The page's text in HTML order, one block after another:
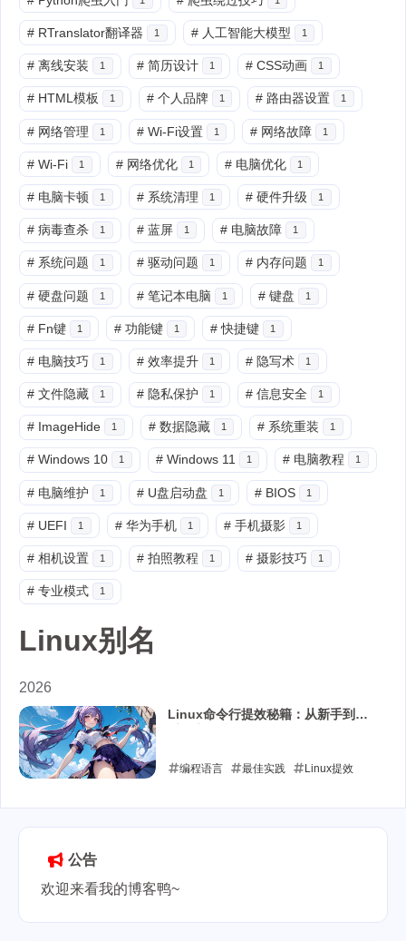
# RTranslator翻译器 1 # 人工智能大模型 1
# 离线安装 1 # 简历设计 1 # CSS动画 1
# HTML模板 1 # 个人品牌 1 # 路由器设置 1
# 网络管理 1 # Wi-Fi设置 1 # 网络故障 1
# Wi-Fi 1 # 网络优化 1 # 电脑优化 1
# 电脑卡顿 1 # 系统清理 1 # 硬件升级 1
# 病毒查杀 1 # 蓝屏 1 # 电脑故障 1
# 系统问题 1 # 驱动问题 1 # 内存问题 1
# 硬盘问题 1 # 笔记本电脑 1 # 键盘 1
# Fn键 1 # 功能键 1 # 快捷键 1
# 电脑技巧 1 # 效率提升 1 # 隐写术 1
# 文件隐藏 1 # 隐私保护 1 # 信息安全 1
# ImageHide 1 # 数据隐藏 1 # 系统重装 1
# Windows 10 1 # Windows 11 1 # 电脑教程 1
# 电脑维护 1 # U盘启动盘 1 # BIOS 1
# UEFI 1 # 华为手机 1 # 手机摄影 1
# 相机设置 1 # 拍照教程 1 # 摄影技巧 1
# 专业模式 1
Linux别名
2026
Linux命令行提效秘籍：从新手到高
编程语言 最佳实践 Linux提效
行快捷键 Linux管道重定向
公告
欢迎来看我的博客鸭~